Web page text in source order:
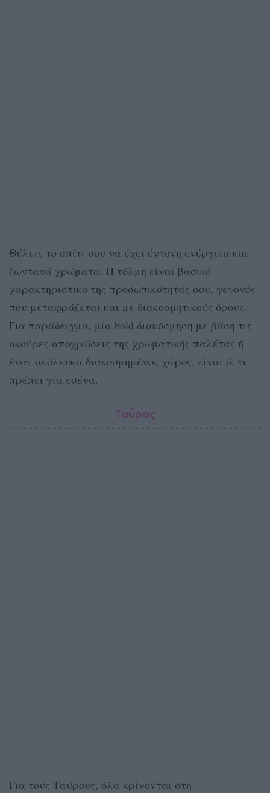
Θέλεις το σπίτι σου να έχει έντονη ενέργεια και
ζωντανά χρώματα. Η τόλμη είναι βασικό
χαρακτηριστικό της προσωπικότητάς σου, γεγονός
που μεταφράζεται και με διακοσμητικούς όρους.
Για παράδειγμα, μία bold διακόσμηση με βάση τις
σκούρες αποχρώσεις της χρωματικής παλέτας ή
ένας ολόλευκα διακοσμημένος χώρος, είναι ό, τι
πρέπει για εσένα.
Ταύρος
Για τους Ταύρους, όλα κρίνονται στη